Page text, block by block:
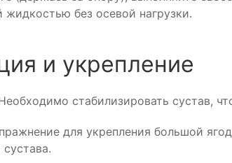
жидкостью без осевой нагрузки.
и укрепление
стабилизировать сустав,
для укрепления большой